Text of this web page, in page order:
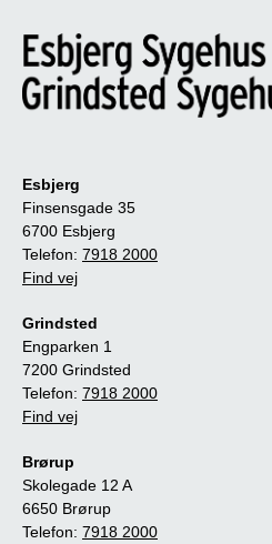
Esbjerg
Finsensgade 35
6700 Esbjerg
Telefon: 7918 2000
Find vej
Grindsted
Engparken 1
7200 Grindsted
Telefon: 7918 2000
Find vej
Brørup
Skolegade 12 A
6650 Brørup
Telefon: 7918 2000